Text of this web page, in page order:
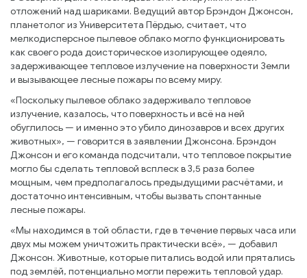
отложений над шариками. Ведущий автор Брэндон Джонсон,
планетолог из Университета Пёрдью, считает, что
мелкодисперсное пылевое облако могло функционировать
как своего рода доисторическое изолирующее одеяло,
задерживающее тепловое излучение на поверхности Земли
и вызывающее лесные пожары по всему миру.
«Поскольку пылевое облако задерживало тепловое
излучение, казалось, что поверхность и всё на ней
обуглилось — и именно это убило динозавров и всех других
животных», — говорится в заявлении Джонсона. Брэндон
Джонсон и его команда подсчитали, что тепловое покрытие
могло бы сделать тепловой всплеск в 3,5 раза более
мощным, чем предполагалось предыдущими расчётами, и
достаточно интенсивным, чтобы вызвать спонтанные
лесные пожары.
«Мы находимся в той области, где в течение первых часа или
двух мы можем уничтожить практически всё», — добавил
Джонсон. Животные, которые питались водой или прятались
под землёй, потенциально могли пережить тепловой удар.